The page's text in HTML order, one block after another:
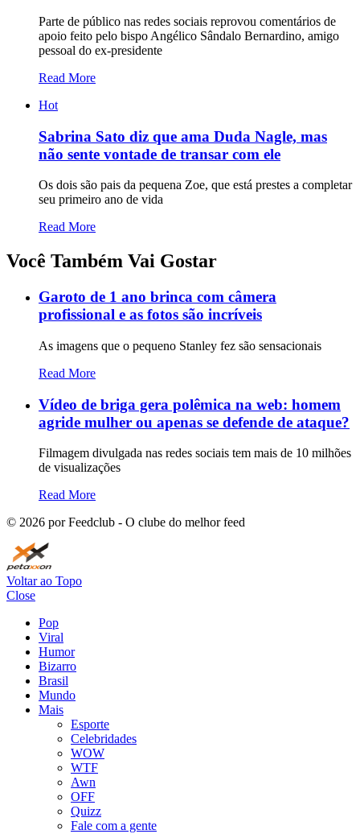
Parte de público nas redes sociais reprovou comentários de
apoio feito pelo bispo Angélico Sândalo Bernardino, amigo
pessoal do ex-presidente
Read More
Hot
Sabrina Sato diz que ama Duda Nagle, mas
não sente vontade de transar com ele
Os dois são pais da pequena Zoe, que está prestes a completar
seu primeiro ano de vida
Read More
Você Também Vai Gostar
Garoto de 1 ano brinca com câmera
profissional e as fotos são incríveis
As imagens que o pequeno Stanley fez são sensacionais
Read More
Vídeo de briga gera polêmica na web: homem
agride mulher ou apenas se defende de ataque?
Filmagem divulgada nas redes sociais tem mais de 10 milhões
de visualizações
Read More
© 2026 por Feedclub - O clube do melhor feed
Voltar ao Topo
Close
Pop
Viral
Humor
Bizarro
Brasil
Mundo
Mais
Esporte
Celebridades
WOW
WTF
Awn
OFF
Quizz
Fale com a gente